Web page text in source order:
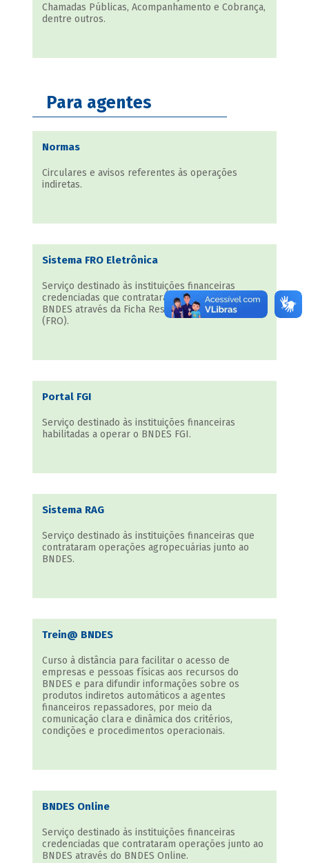
Chamadas Públicas, Acompanhamento e Cobrança,
dentre outros.
Para agentes
Normas
Circulares e avisos referentes às operações
indiretas.
Sistema FRO Eletrônica
Serviço destinado às instituições financeiras
credenciadas que contrataram operações junto ao
BNDES através da Ficha Resumo de Operações
(FRO).
Portal FGI
Serviço destinado às instituições financeiras
habilitadas a operar o BNDES FGI.
Sistema RAG
Serviço destinado às instituições financeiras que
contrataram operações agropecuárias junto ao
BNDES.
Trein@ BNDES
Curso à distância para facilitar o acesso de
empresas e pessoas físicas aos recursos do
BNDES e para difundir informações sobre os
produtos indiretos automáticos a agentes
financeiros repassadores, por meio da
comunicação clara e dinâmica dos critérios,
condições e procedimentos operacionais.
BNDES Online
Serviço destinado às instituições financeiras
credenciadas que contrataram operações junto ao
BNDES através do BNDES Online.